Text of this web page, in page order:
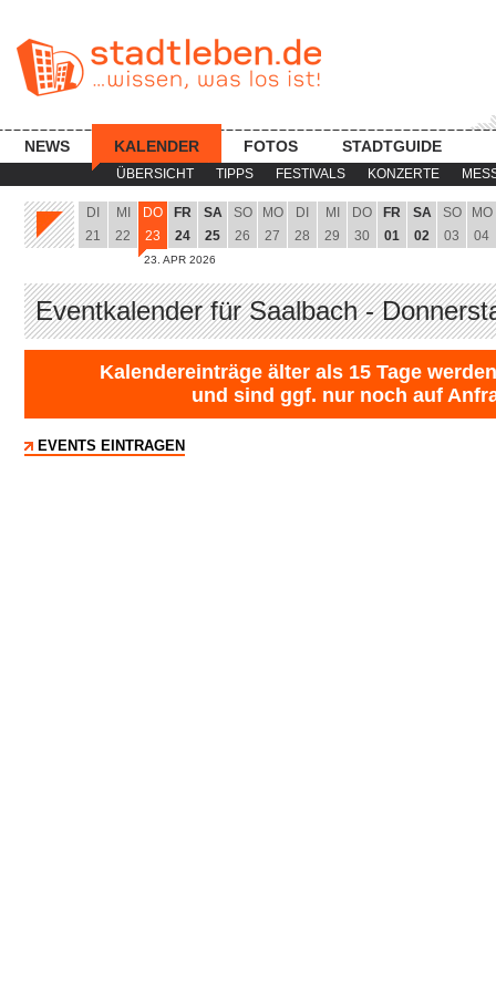
ÜBERSICHT TIPPS FESTIVALS KONZERTE
NEWS KALENDER FOTOS STADTGUIDE
DI
21
MI
22
DO
23
23. APR 2026
FR
24
SA
25
SO
26
MO
27
DI
28
MI
29
DO
30
FR
01
SA
02
SO
03
MO
04
Eventkalender für Saalbach -
Kalendereinträge älter als 15 Tage
und sind ggf. nur noch auf
EVENTS EINTRAGEN